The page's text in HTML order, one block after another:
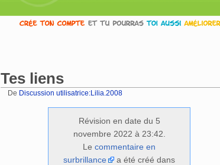
Tes liens
De Discussion utilisatrice:Lilia.2008
Révision en date du 5
novembre 2022 à 23:42.
Lecommentaire en
surbrillance
a été créé dans